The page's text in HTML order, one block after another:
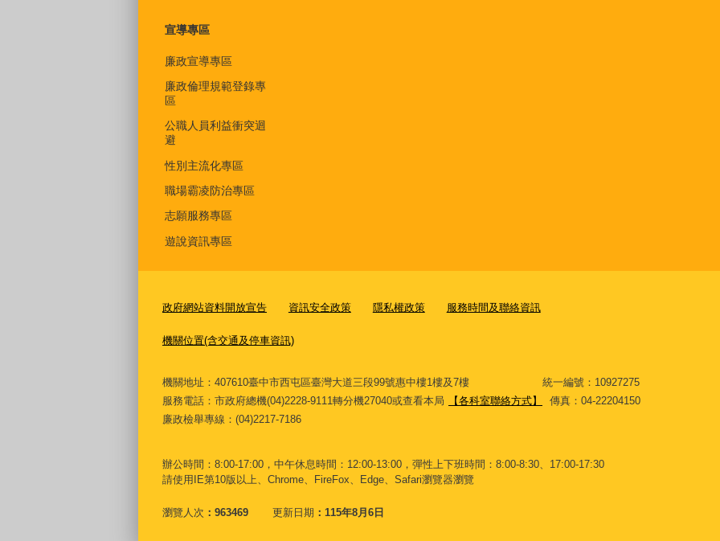
宣導專區
廉政宣導專區
廉政倫理規範登錄專
區
公職人員利益衝突迴
避
性別主流化專區
職場霸凌防治專區
志願服務專區
遊說資訊專區
政府網站資料開放宣告 資訊安全政策 隱私權政策 服務時間及聯絡資訊
機關位置(含交通及停車資訊)
機關地址：407610臺中市西屯區臺灣大道三段99號惠中樓1樓及7樓 統一編號：10927275
服務電話 ：市政府總機(04)2228-9111轉分機27040或查看本局 【各科室聯絡方式】
傳真：04-22204150
廉政檢舉專線：(04)2217-7186
辦公時間：8:00-17:00，中午休息時間：12:00-13:00，彈性上下班時間：8:00-8:30、17:00-17:30
請使用IE第10版以上、Chrome、FireFox、Edge、Safari瀏覽器瀏覽
瀏覽人次 963469 更新日期 115年8月6日